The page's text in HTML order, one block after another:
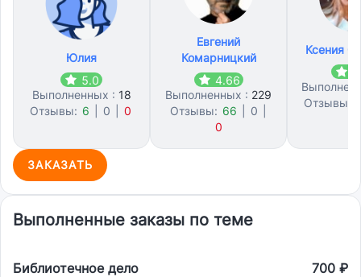
Юлия
5.0
Выполненных : 18
Отзывы: 6 0 0
Евгений
Комарницкий
4.66
Выполненных : 229
Отзывы: 66 0
0
Ксения
Отзывы:
ЗАКАЗАТЬ
Выполненные заказы по теме
Библиотечное дело 700 ₽